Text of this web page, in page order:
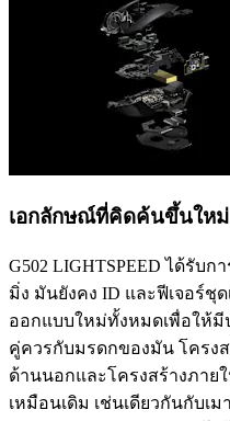
เอกลักษณ์ที่คิดค้นขึ้นใหม่
G502 LIGHTSPEED ได้รับ
มิ่ง มันยังคง ID และฟีเจอร์ชุ
ออกแบบใหม่ทั้งหมดเพื่อให้
คู่ควรกับมรดกของมัน โครง
ด้านนอกและโครงสร้างภาย
เหมือนเดิม เช่นเดียวกันกับเม